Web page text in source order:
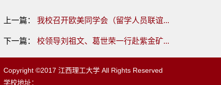
上一篇： 我校召开欧美同学会（留学人员联谊...
下一篇： 校领导刘祖文、葛世荣一行赴紫金矿...
Copyright ©2017 江西理工大学 All Rights Reserved
学校地址：